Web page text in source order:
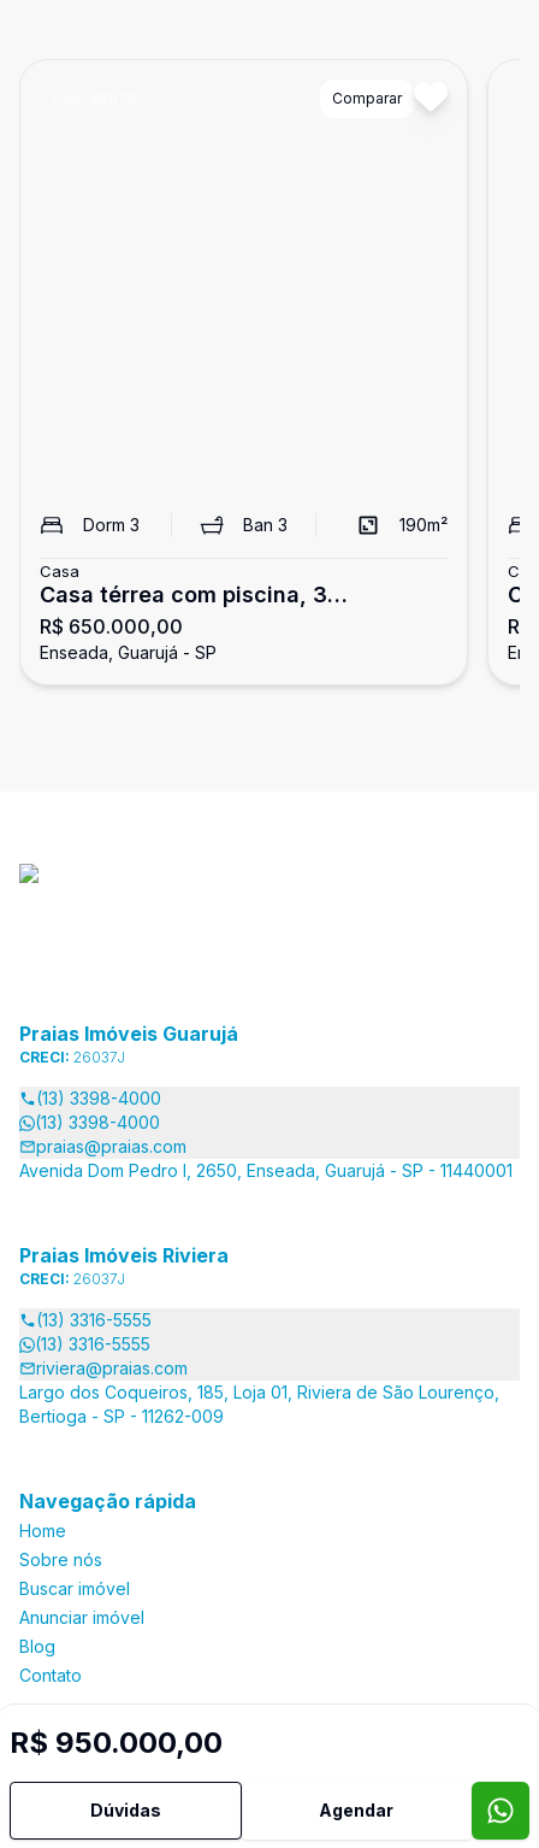
Comparar
Dorm 3 Ban3 190m²
Casa
Casa térrea com piscina, 3
dormitórios, Enseada, Guarujá
R$ 650.000,00
Enseada, Guarujá - SP
R$ 950.000,00
Dúvidas Agendar
Praias Imóveis Guarujá
CRECI: 26037J
(13) 3398-4000
(13) 3398-4000
praias@praias.com
Avenida Dom Pedro I, 2650, Enseada, Guarujá - SP - 11440001
Praias Imóveis Riviera
CRECI: 26037J
(13) 3316-5555
(13) 3316-5555
riviera@praias.com
Largo dos Coqueiros, 185, Loja 01, Riviera de São Lourenço,
Bertioga - SP - 11262-009
Navegação rápida
Home
Sobre nós
Buscar imóvel
Anunciar imóvel
Blog
Contato
Selo de Tecnologia Loft